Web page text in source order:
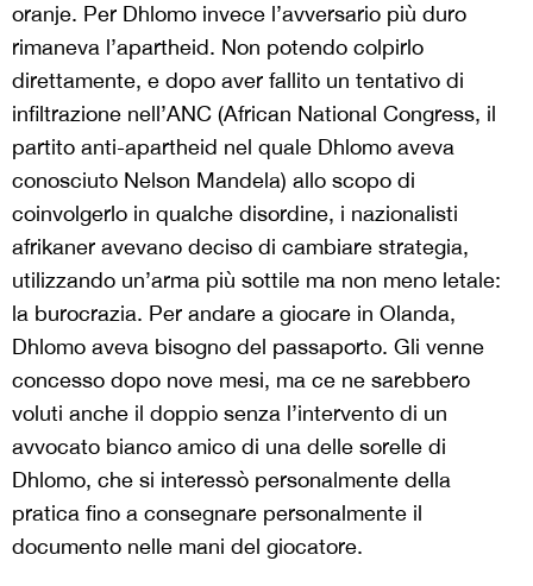
oranje. Per Dhlomo invece l’avversario più duro
rimaneva l’apartheid. Non potendo colpirlo
direttamente, e dopo aver fallito un tentativo di
infiltrazione nell’ANC (African National Congress, il
partito anti-apartheid nel quale Dhlomo aveva
conosciuto Nelson Mandela) allo scopo di
coinvolgerlo in qualche disordine, i nazionalisti
afrikaner avevano deciso di cambiare strategia,
utilizzando un’arma più sottile ma non meno letale:
la burocrazia. Per andare a giocare in Olanda,
Dhlomo aveva bisogno del passaporto. Gli venne
concesso dopo nove mesi, ma ce ne sarebbero
voluti anche il doppio senza l’intervento di un
avvocato bianco amico di una delle sorelle di
Dhlomo, che si interessò personalmente della
pratica fino a consegnare personalmente il
documento nelle mani del giocatore.